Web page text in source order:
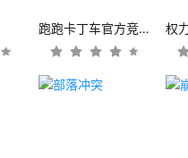
跑跑卡丁车官方竞速版